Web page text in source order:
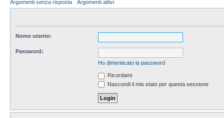
Argomenti senza risposta
Argomenti attivi
Nome utente:
Password:
Ho dimenticato la password
Ricordami
Nascondi il mio stato per questa sessione